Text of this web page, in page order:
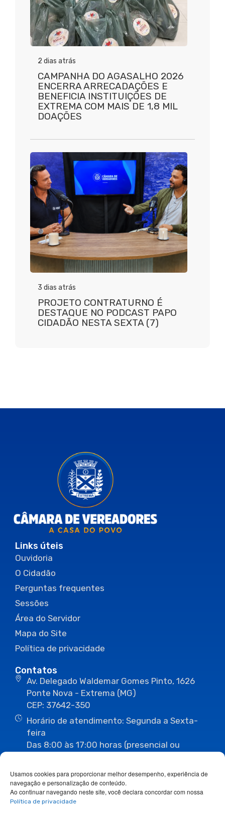
Usamos cookies para proporcionar melhor desempenho, experiência de
navegação e personalização de conteúdo.
Ao continuar navegando neste site, você declara concordar com nossa
Política de privacidade
2 dias atrás
CAMPANHA DO AGASALHO 2026
ENCERRA ARRECADAÇÕES E
BENEFICIA INSTITUIÇÕES DE
EXTREMA COM MAIS DE 1,8 MIL
DOAÇÕES
3 dias atrás
PROJETO CONTRATURNO É
DESTAQUE NO PODCAST PAPO
CIDADÃO NESTA SEXTA (7)
Links úteis
Ouvidoria
O Cidadão
Perguntas frequentes
Sessões
Área do Servidor
Mapa do Site
Política de privacidade
Contatos
Av. Delegado Waldemar Gomes Pinto, 1626
Ponte Nova - Extrema (MG)
CEP: 37642-350
Horário de atendimento: Segunda a Sexta-
feira
Das 8:00 às 17:00 horas (presencial ou
(35) 3435-1112 (35) 3435-3063
ouvidoria@camaraextrema.mg.gov.br
imprensa@camaraextrema.mg.gov.br
Siga-nos: